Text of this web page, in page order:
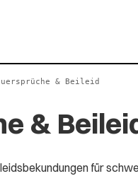
& Beileid
&
für